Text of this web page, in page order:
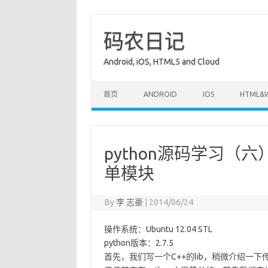
码农日记
Android, iOS, HTML5 and Cloud
首页 ANDROID IOS
python源码学习（
单模块
By李 志豪 2014/06/24
操作系统：Ubuntu 12.04 STL
python版本：2.7.5
首先，我们写一个C++的lib，稍微介绍一下